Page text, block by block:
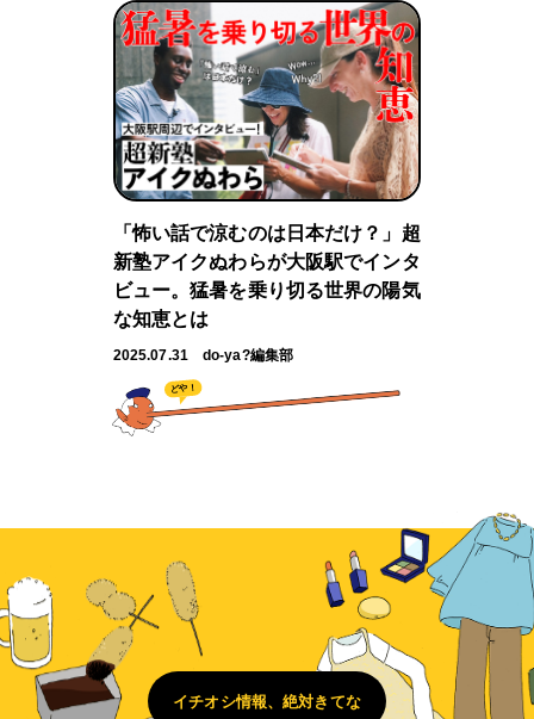
「怖い話で涼むのは日本だけ？」超
新塾アイクぬわらが大阪駅でインタ
ビュー。猛暑を乗り切る世界の陽気
な知恵とは
2025.07.31 do-ya?編集部
どや！
イチオシ情報、絶対きてな